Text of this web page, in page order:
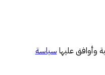
عليها سياسة